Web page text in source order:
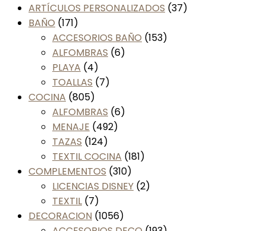
ARTÍCULOS PERSONALIZADOS (37)
BAÑO (171)
ACCESORIOS BAÑO (153)
ALFOMBRAS (6)
PLAYA (4)
TOALLAS (7)
COCINA (805)
ALFOMBRAS (6)
MENAJE (492)
TAZAS (124)
TEXTIL COCINA (181)
COMPLEMENTOS (310)
LICENCIAS DISNEY (2)
TEXTIL (7)
DECORACION (1056)